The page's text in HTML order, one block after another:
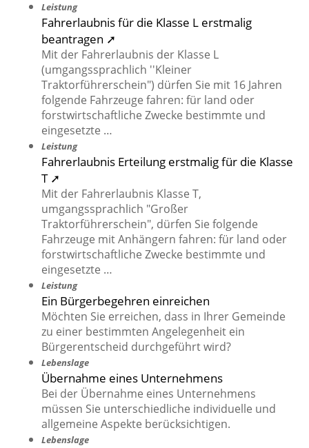
Leistung
Fahrerlaubnis für die Klasse L erstmalig
beantragen ➚
Mit der Fahrerlaubnis der Klasse L
(umgangssprachlich ''Kleiner
Traktorführerschein") dürfen Sie mit 16 Jahren
folgende Fahrzeuge fahren: für land oder
forstwirtschaftliche Zwecke bestimmte und
eingesetzte …
Leistung
Fahrerlaubnis Erteilung erstmalig für die Klasse
T ➚
Mit der Fahrerlaubnis Klasse T,
umgangssprachlich "Großer
Traktorführerschein", dürfen Sie folgende
Fahrzeuge mit Anhängern fahren: für land oder
forstwirtschaftliche Zwecke bestimmte und
eingesetzte …
Leistung
Ein Bürgerbegehren einreichen
Möchten Sie erreichen, dass in Ihrer Gemeinde
zu einer bestimmten Angelegenheit ein
Bürgerentscheid durchgeführt wird?
Lebenslage
Übernahme eines Unternehmens
Bei der Übernahme eines Unternehmens
müssen Sie unterschiedliche individuelle und
allgemeine Aspekte berücksichtigen.
Lebenslage